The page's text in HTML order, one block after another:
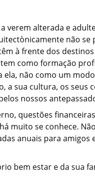
verem alterada e
não
à frente dos
como formação
não como um
a sua cultura, os seus
nossos
questões
muito se conhece.
anuais para
bem estar e da sua